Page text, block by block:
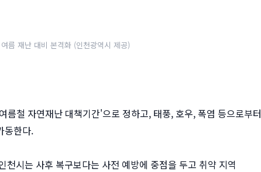
름 재난 대비 본격화 (인천광역시 제공)
철 자연재난 대책기간'으로 정하고, 태풍, 호우, 폭염 등으로부터
동한다.
시는 사후 복구보다는 사전 예방에 중점을 두고 취약 지역